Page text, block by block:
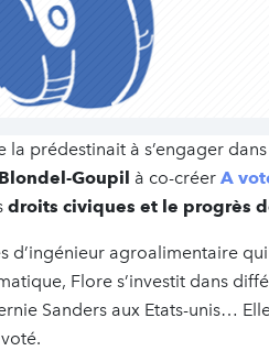
la prédestinait à s’engager
Goupil à co-créer A
droits civiques et le progrès
d’ingénieur agroalimentaire
Flore s’investit dans
Sanders aux Etats-unis…